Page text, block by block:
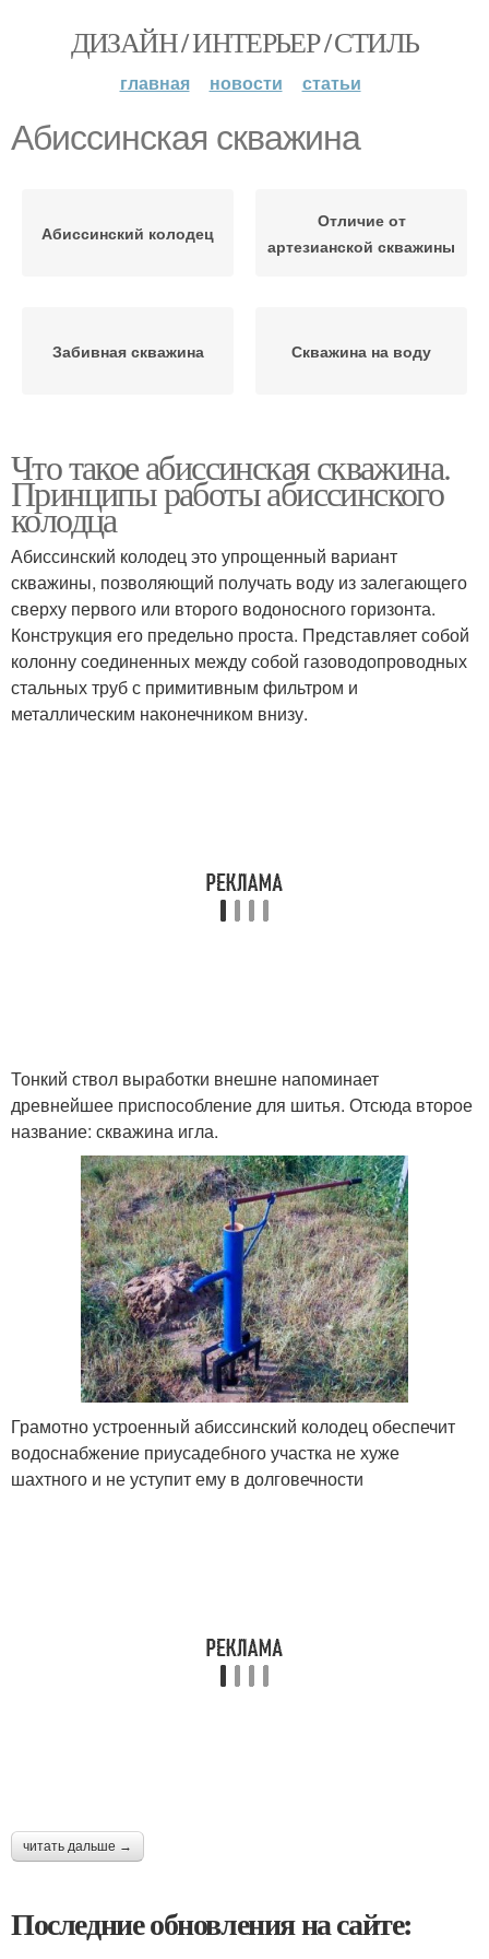
ДИЗАЙН / ИНТЕРЬЕР / СТИЛЬ
главная новости статьи
Абиссинская скважина
Абиссинский колодец
Отличие от
артезианской скважины
Забивная скважина Скважина на воду
Что такое абиссинская скважина.
Принципы работы абиссинского
колодца
Абиссинский колодец это упрощенный вариант
скважины, позволяющий получать воду из залегающего
сверху первого или второго водоносного горизонта.
Конструкция его предельно проста. Представляет собой
колонну соединенных между собой газоводопроводных
стальных труб с примитивным фильтром и
металлическим наконечником внизу.
Тонкий ствол выработки внешне напоминает
древнейшее приспособление для шитья. Отсюда второе
название: скважина игла.
Грамотно устроенный абиссинский колодец обеспечит
водоснабжение приусадебного участка не хуже
шахтного и не уступит ему в долговечности
читать дальше →
Последние обновления на сайте: